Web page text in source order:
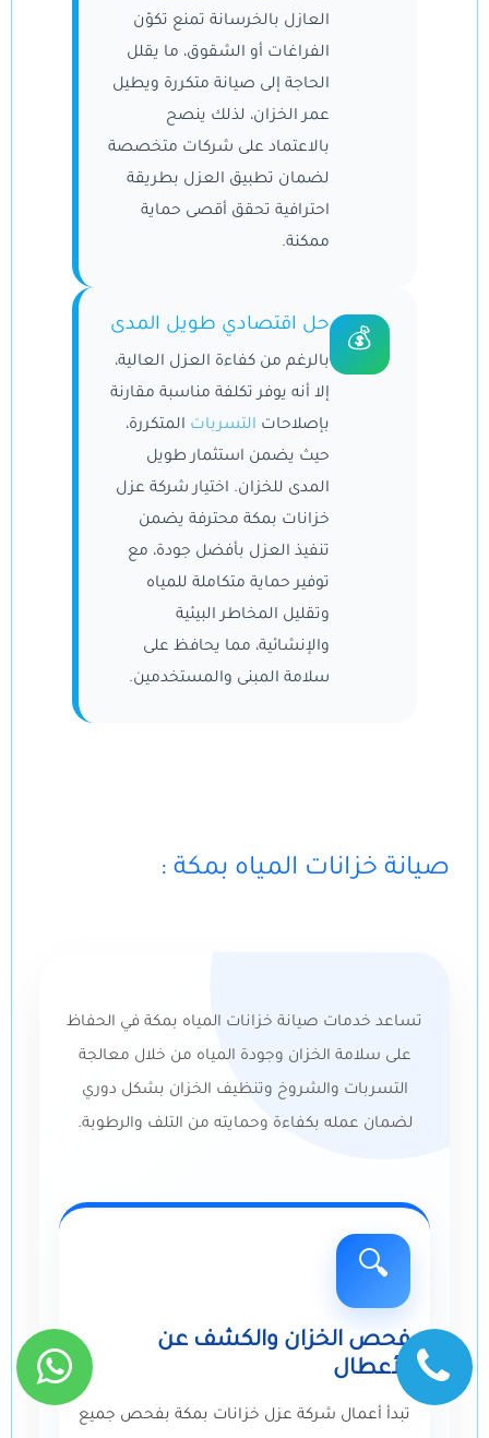
العازل بالخرسانة تمنع تكوّن
الفراغات أو الشقوق، ما يقلل
الحاجة إلى صيانة متكررة ويطيل
عمر الخزان، لذلك ينصح
بالاعتماد على شركات متخصصة
لضمان تطبيق العزل بطريقة
احترافية تحقق أقصى حماية
ممكنة.
💰
حل اقتصادي طويل المدى
بالرغم من كفاءة العزل العالية،
إلا أنه يوفر تكلفة مناسبة مقارنة
بإصلاحات التسربات المتكررة،
حيث يضمن استثمار طويل
المدى للخزان. اختيار شركة عزل
خزانات بمكة محترفة يضمن
تنفيذ العزل بأفضل جودة، مع
توفير حماية متكاملة للمياه
وتقليل المخاطر البيئية
والإنشائية، مما يحافظ على
سلامة المبنى والمستخدمين.
: صيانة خزانات المياه بمكة
تساعد خدمات صيانة خزانات المياه بمكة في الحفاظ
على سلامة الخزان وجودة المياه من خلال معالجة
التسربات والشروخ وتنظيف الخزان بشكل دوري
لضمان عمله بكفاءة وحمايته من التلف والرطوبة.
🔍
فحص الخزان والكشف عن
الأعطال
تبدأ أعمال شركة عزل خزانات بمكة بفحص جميع